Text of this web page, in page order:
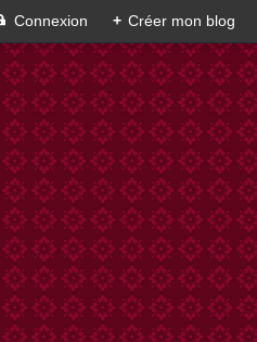
Connexion + Créer mon blog